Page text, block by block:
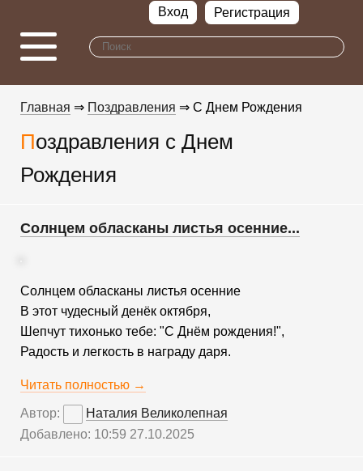
Вход Регистрация
Главная ⇒ Поздравления ⇒ С Днем Рождения
Поздравления с Днем
Рождения
Солнцем обласканы листья осенние...
Солнцем обласканы листья осенние
В этот чудесный денёк октября,
Шепчут тихонько тебе: "С Днём рождения!",
Радость и легкость в награду даря.
Читать полностью →
Автор:
Наталия Великолепная
Добавлено: 10:59 27.10.2025